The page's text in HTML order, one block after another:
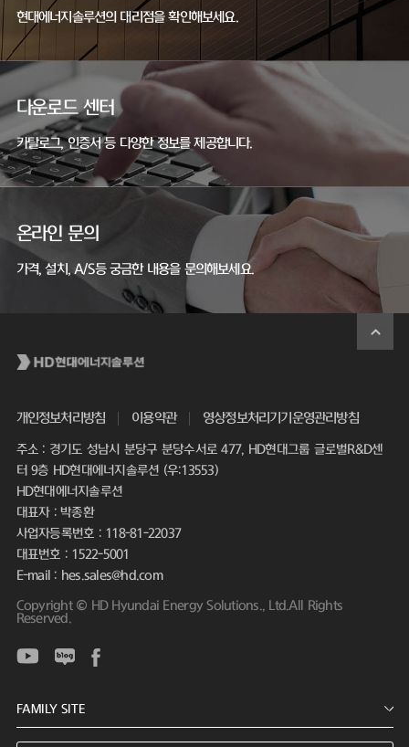
현대에너지솔루션의 대리점을 확인해보세요.
다운로드 센터
카탈로그, 인증서 등 다양한 정보를 제공합니다.
온라인 문의
가격, 설치, A/S등 궁금한 내용을 문의해보세요.
개인정보처리방침 이용약관 영상정보처리기기운영관리방침
주소 : 경기도 성남시 분당구 분당수서로 477, HD현대그룹 글로벌R&D센
터 9층 HD현대에너지솔루션 (우:13553)
HD현대에너지솔루션
대표자 : 박종환
사업자등록번호 : 118-81-22037
대표번호 : 1522-5001
E-mail : hes.sales@hd.com
Copyright © HD Hyundai Energy Solutions., Ltd.All Rights
Reserved.